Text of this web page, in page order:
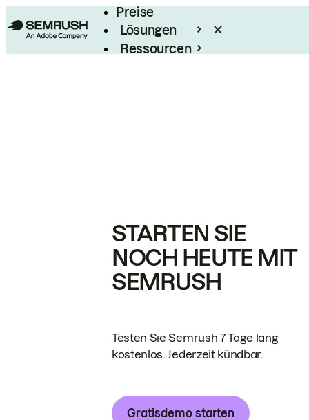
Preise
Lösungen
Ressourcen
STARTEN SIE
NOCH HEUTE MIT
SEMRUSH
Testen Sie Semrush 7 Tage lang
kostenlos. Jederzeit kündbar.
Gratisdemo starten